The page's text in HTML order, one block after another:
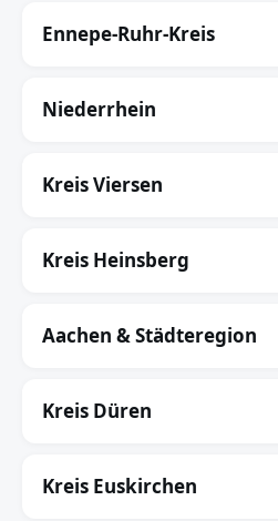
Ennepe-Ruhr-Kreis
Niederrhein
Kreis Viersen
Kreis Heinsberg
Aachen & Städteregion
Kreis Düren
Kreis Euskirchen